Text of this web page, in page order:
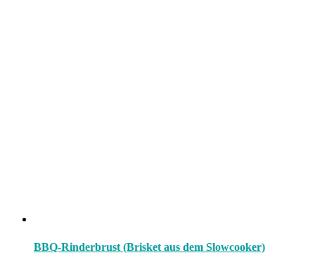
BBQ-Rinderbrust (Brisket aus dem Slowcooker)